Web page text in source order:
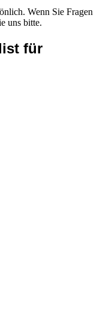
Wenn Sie Fragen
uns bitte.
für